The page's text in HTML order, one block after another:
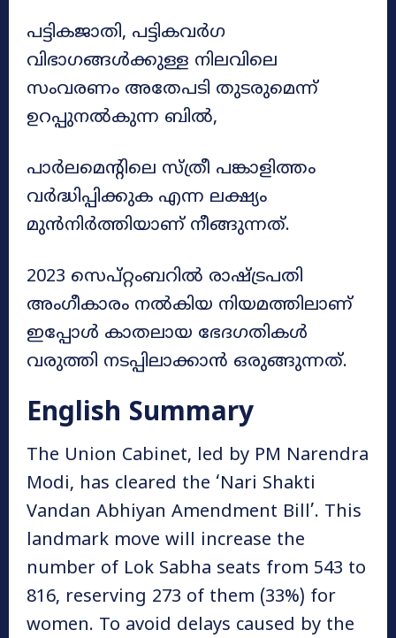
പട്ടികജാതി, പട്ടികവർഗ
വിഭാഗങ്ങൾക്കുള്ള നിലവിലെ
സംവരണം അതേപടി തുടരുമെന്ന്
ഉറപ്പുനൽകുന്ന ബിൽ,
പാർലമെന്റിലെ സ്ത്രീ പങ്കാളിത്തം
വർദ്ധിപ്പിക്കുക എന്ന ലക്ഷ്യം
മുൻനിർത്തിയാണ് നീങ്ങുന്നത്.
2023 സെപ്റ്റംബറിൽ രാഷ്ട്രപതി
അംഗീകാരം നൽകിയ നിയമത്തിലാണ്
ഇപ്പോൾ കാതലായ ഭേദഗതികൾ
വരുത്തി നടപ്പിലാക്കാൻ ഒരുങ്ങുന്നത്.
English Summary
The Union Cabinet, led by PM Narendra
Modi, has cleared the ‘Nari Shakti
Vandan Abhiyan Amendment Bill’. This
landmark move will increase the
number of Lok Sabha seats from 543 to
816, reserving 273 of them (33%) for
women. To avoid delays caused by the